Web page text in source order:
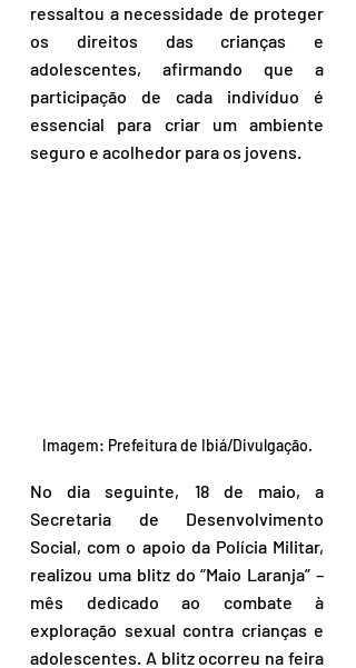
ressaltou a necessidade de proteger
os direitos das crianças e
adolescentes, afirmando que a
participação de cada indivíduo é
essencial para criar um ambiente
seguro e acolhedor para os jovens.
Imagem: Prefeitura de Ibiá/Divulgação.
No dia seguinte, 18 de maio, a
Secretaria de Desenvolvimento
Social, com o apoio da Polícia Militar,
realizou uma blitz do “Maio Laranja” –
mês dedicado ao combate à
exploração sexual contra crianças e
adolescentes. A blitz ocorreu na feira